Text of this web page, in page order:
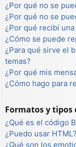
¿Por qué no se
¿Por qué no se
¿Por qué recibí
¿Cómo se puede
¿Para qué sirve el
temas?
¿Por qué mis
¿Cómo hago para
Formatos y tipos
¿Qué es el código
¿Puedo usar HTML?
¿Qué son los